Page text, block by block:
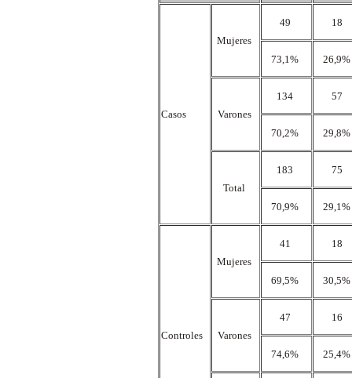
Casos
Mujeres
49 18
73,1% 26,9%
Varones
134 57
70,2% 29,8%
Total
183 75
70,9% 29,1%
Controles
Mujeres
41 18
69,5% 30,5%
Varones
47 16
74,6% 25,4%